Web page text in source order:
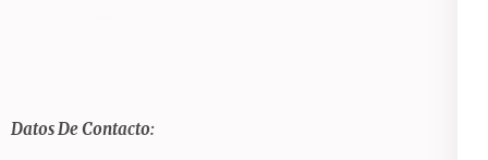
Datos De Contacto: